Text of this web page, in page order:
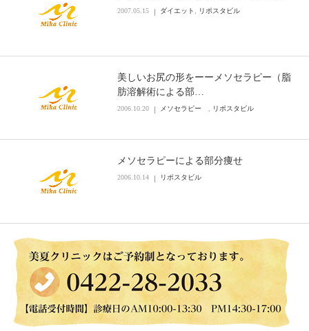
2007.05.15 ダイエット リポスタビル
美しいお尻の形をーーメソセラピー（脂
肪溶解術による部…
2006.10.20 メソセラピー リポスタビル
メソセラピーによる部分痩せ
2006.10.14 リポスタビル